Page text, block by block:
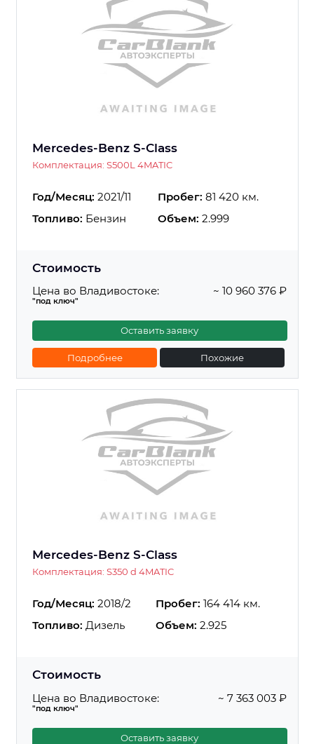
Mercedes-Benz S-Class
Комплектация: S500L 4MATIC
Год/Месяц: 2021/11 Пробег: 81 420 км.
Топливо: Бензин Объем: 2.999
Стоимость
Цена во Владивостоке:
"под ключ"
~ 10 960 376 ₽
Оставить заявку
Подробнее Похожие
Mercedes-Benz S-Class
Комплектация: S350 d 4MATIC
Год/Месяц: 2018/2 Пробег: 164 414 км.
Топливо: Дизель Объем: 2.925
Стоимость
Цена во Владивостоке:
"под ключ"
~ 7 363 003 ₽
Оставить заявку